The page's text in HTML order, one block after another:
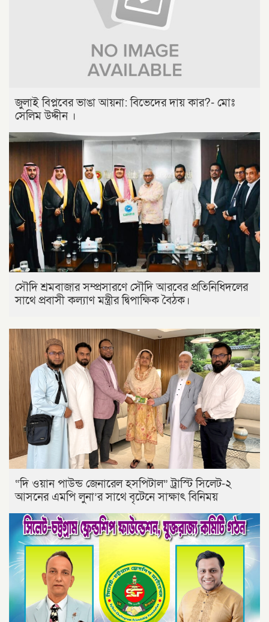
জুলাই বিপ্লবের ভাঙা আয়না: বিভেদের দায় কার?- মোঃ
সেলিম উদ্দীন ।
সৌদি শ্রমবাজার সম্প্রসারণে সৌদি আরবের প্রতিনিধিদলের
সাথে প্রবাসী কল্যাণ মন্ত্রীর দ্বিপাক্ষিক বৈঠক।
“দি ওয়ান পাউন্ড জেনারেল হসপিটাল” ট্রাস্টি সিলেট-২
আসনের এমপি লুনা’র সা‌থে বৃটেনে সাক্ষাৎ বিনিময়